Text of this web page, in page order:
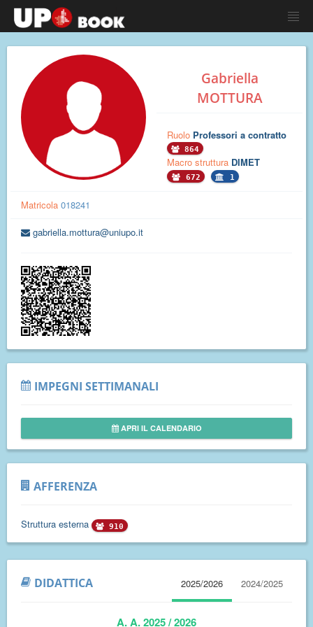
Gabriella
MOTTURA
Ruolo Professori a contratto
864
Macro struttura DIMET
672 1
Matricola 018241
gabriella.mottura@uniupo.it
IMPEGNI SETTIMANALI
APRI IL CALENDARIO
AFFERENZA
Struttura esterna 910
DIDATTICA 2025/2026 2024/2025
A. A. 2025 / 2026